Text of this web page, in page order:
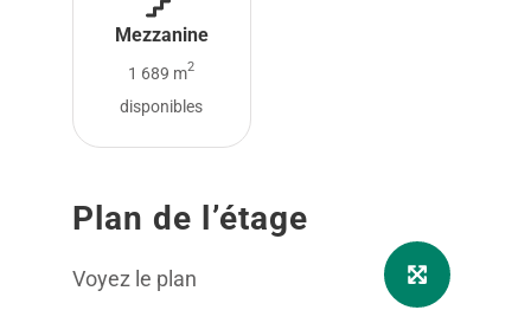
Mezzanine
1 689 m2
disponibles
Plan de l’étage
Voyez le plan